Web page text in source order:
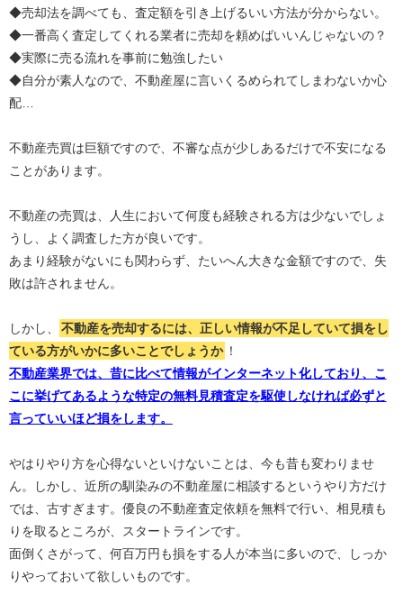
◆売却法を調べても、査定額を引き上げるいい方法が分からない。
◆一番高く査定してくれる業者に売却を頼めばいいんじゃないの？
◆実際に売る流れを事前に勉強したい
◆自分が素人なので、不動産屋に言いくるめられてしまわないか心
配…
不動産売買は巨額ですので、不審な点が少しあるだけで不安になる
ことがあります。
不動産の売買は、人生において何度も経験される方は少ないでしょ
うし、よく調査した方が良いです。
あまり経験がないにも関わらず、たいへん大きな金額ですので、失
敗は許されません。
しかし、
不動産を売却するには、正しい情報が不足していて損をし
ている方がいかに多いことでしょうか ！
不動産業界では、昔に比べて情報がインターネット化しており、こ
こに挙げてあるような特定の無料見積査定を駆使しなければ必ずと
言っていいほど損をします。
やはりやり方を心得ないといけないことは、今も昔も変わりませ
ん。しかし、近所の馴染みの不動産屋に相談するというやり方だけ
では、古すぎます。優良の不動産査定依頼を無料で行い、相見積も
りを取るところが、スタートラインです。
面倒くさがって、何百万円も損をする人が本当に多いので、しっか
りやっておいて欲しいものです。